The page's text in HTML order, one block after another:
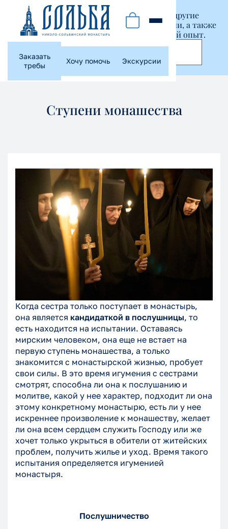
Заказать
требы
Хочу помочь Экскурсии
Ступени монашества
Когда сестра только поступает в монастырь,
она является кандидаткой в послушницы, то
есть находится на испытании. Оставаясь
мирским человеком, она еще не встает на
первую ступень монашества, а только
знакомится с монастырской жизнью, пробует
свои силы. В это время игумения с сестрами
смотрят, способна ли она к послушанию и
молитве, какой у нее характер, подходит ли она
этому конкретному монастырю, есть ли у нее
искреннее произволение к монашеству, желает
ли она всем сердцем служить Господу или же
хочет только укрыться в обители от житейских
проблем, получить жилье и уход. Время такого
испытания определяется игуменией
монастыря.
Послушничество
Этот сайт использует куки-файлы и другие
технологии, чтобы помочь вам в навигации, а также
предоставить лучший пользовательский опыт.